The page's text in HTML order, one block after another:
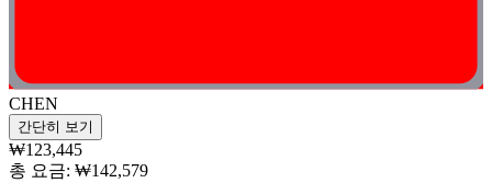
CHEN
간단히 보기
₩123,445
총 요금: ₩142,579